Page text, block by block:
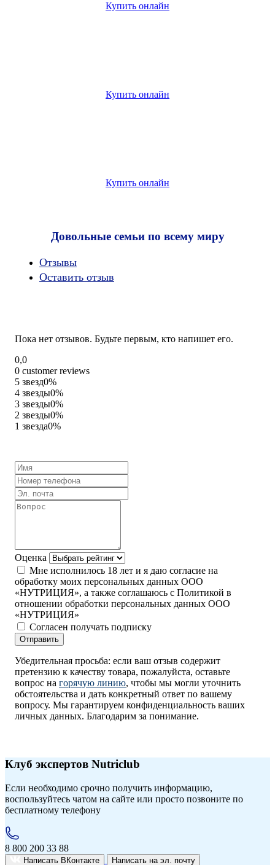
Купить онлайн
Купить онлайн
Купить онлайн
Довольные семьи по всему миру
Oтзывы
Оставить отзыв
Пока нет отзывов. Будьте первым, кто напишет его.
Rated
0,0
out
of
5
0,0
0 customer reviews
5 звезд0%
4 звезды0%
3 звезды0%
2 звезды0%
1 звезда0%
Оценка
Мне исполнилось 18 лет и я даю согласие на
обработку моих персональных данных ООО
«НУТРИЦИЯ», а также соглашаюсь с Политикой в
отношении обработки персональных данных ООО
«НУТРИЦИЯ»
Согласен получать подписку
Отправить
Убедительная просьба: если ваш отзыв содержит
претензию к качеству товара, пожалуйста, оставьте
вопрос на горячую линию, чтобы мы могли уточнить
обстоятельства и дать конкретный ответ по вашему
вопросу. Мы гарантируем конфиденциальность ваших
личных данных. Благодарим за понимание.
Клуб экспертов Nutriclub
Если необходимо срочно получить информацию,
воспользуйтесь чатом на сайте или просто позвоните по
бесплатному телефону
8 800 200 33 88
Написать ВКонтакте Написать на эл. почту